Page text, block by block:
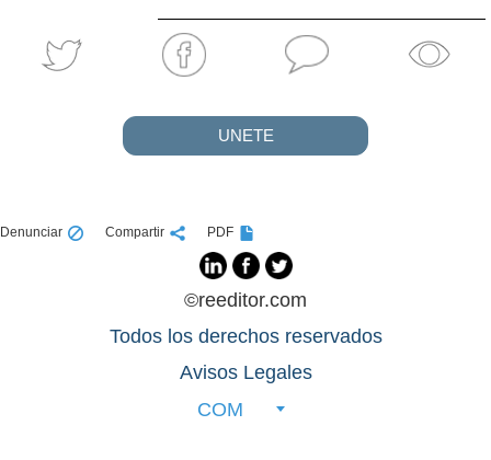
UNETE
Denunciar Compartir PDF
©reeditor.com
Todos los derechos reservados
Avisos Legales